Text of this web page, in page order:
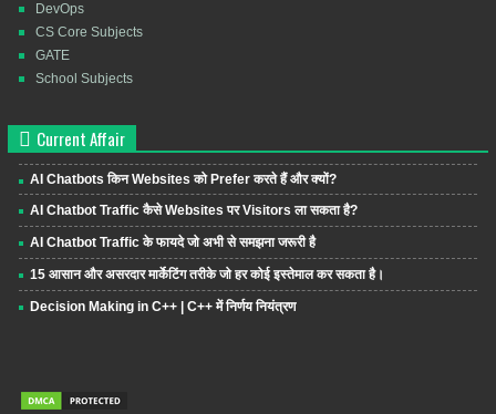
DevOps
CS Core Subjects
GATE
School Subjects
Current Affair
AI Chatbots किन Websites को Prefer करते हैं और क्यों?
AI Chatbot Traffic कैसे Websites पर Visitors ला सकता है?
AI Chatbot Traffic के फायदे जो अभी से समझना जरूरी है
15 आसान और असरदार मार्केटिंग तरीके जो हर कोई इस्तेमाल कर सकता है।
Decision Making in C++ | C++ में निर्णय नियंत्रण